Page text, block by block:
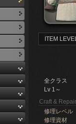
ITEM
全クラス
Lv 1～
Craft & Repair
修理レベル
修理資材